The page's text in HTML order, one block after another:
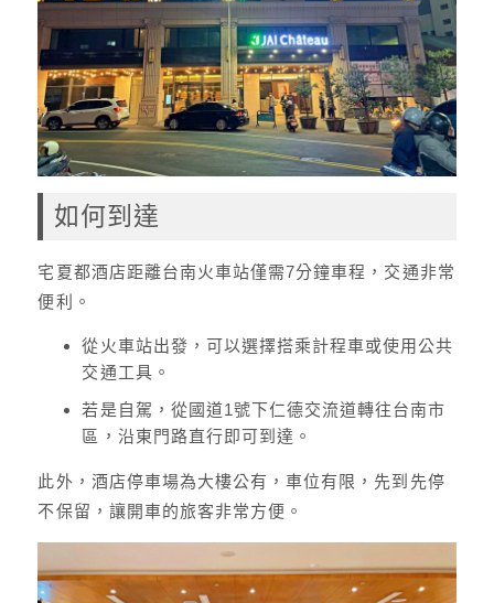
如何到達
宅夏都酒店距離台南火車站僅需7分鐘車程，交通非常
便利。
從火車站出發，可以選擇搭乘計程車或使用公共
交通工具。
若是自駕，從國道1號下仁德交流道轉往台南市
區，沿東門路直行即可到達。
此外，酒店停車場為大樓公有，車位有限，先到先停
不保留，讓開車的旅客非常方便。